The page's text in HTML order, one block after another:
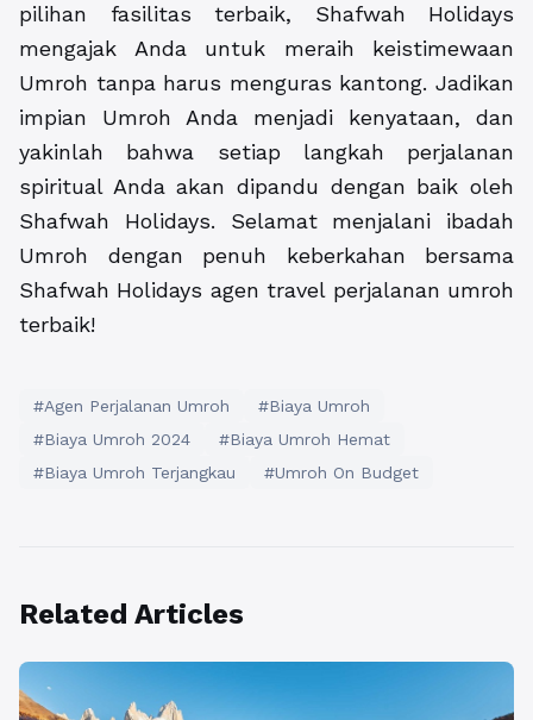
pilihan fasilitas terbaik, Shafwah Holidays
mengajak Anda untuk meraih keistimewaan
Umroh tanpa harus menguras kantong. Jadikan
impian Umroh Anda menjadi kenyataan, dan
yakinlah bahwa setiap langkah perjalanan
spiritual Anda akan dipandu dengan baik oleh
Shafwah Holidays. Selamat menjalani ibadah
Umroh dengan penuh keberkahan bersama
Shafwah Holidays agen travel perjalanan umroh
terbaik!
#Agen Perjalanan Umroh
#Biaya Umroh
#Biaya Umroh 2024
#Biaya Umroh Hemat
#Biaya Umroh Terjangkau
#Umroh On Budget
Related Articles